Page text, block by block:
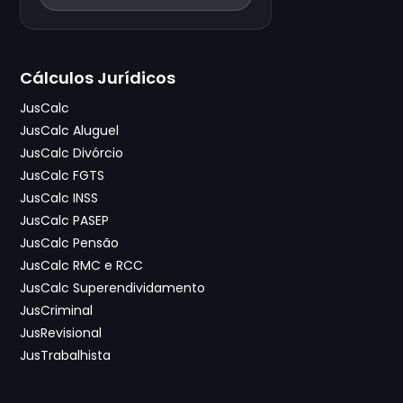
Cálculos Jurídicos
JusCalc
JusCalc Aluguel
JusCalc Divórcio
JusCalc FGTS
JusCalc INSS
JusCalc PASEP
JusCalc Pensão
JusCalc RMC e RCC
JusCalc Superendividamento
JusCriminal
JusRevisional
JusTrabalhista